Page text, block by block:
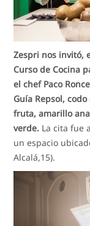
Zespri nos invitó,
Curso de Cocina
el chef Paco
Guía Repsol,
fruta, amarillo
verde. La cita fue
un espacio
Alcalá,15).